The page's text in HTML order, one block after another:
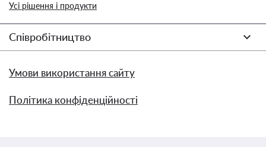
Усі рішення і продукти
Співробітництво
Умови використання сайту
Політика конфіденційності